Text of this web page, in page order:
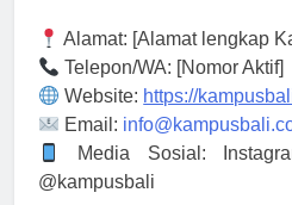
Alamat: [Alamat lengkap
Telepon/WA: [Nomor Aktif]
Website: https://
Email:
Media Sosial:
@kampusbali